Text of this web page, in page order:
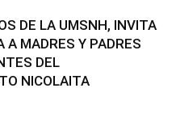
DE LA UMSNH, INVITA
A MADRES Y PADRES
DEL
NICOLAITA